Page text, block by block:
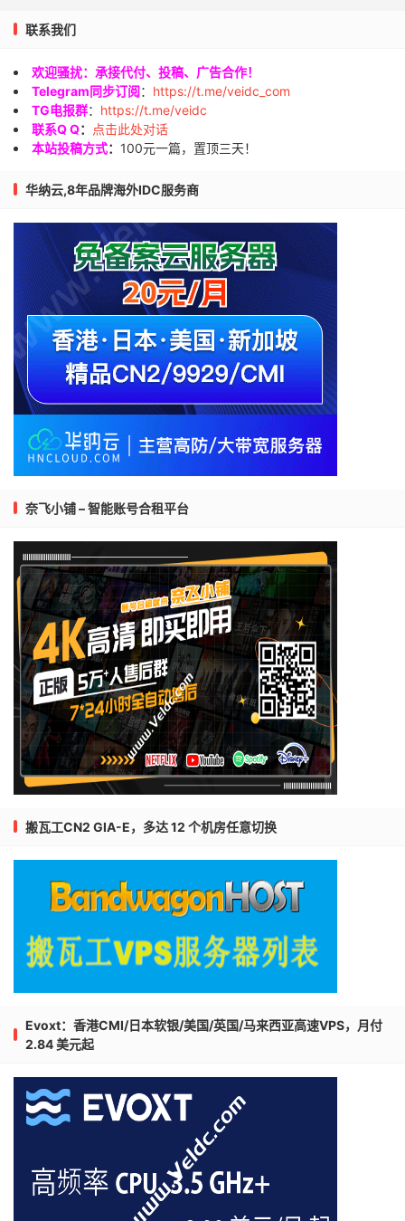
联系我们
欢迎骚扰：承接代付、投稿、广告合作！
Telegram同步订阅： https://t.me/veidc_com
TG电报群： https://t.me/veidc
联系Q Q：
点击此处对话
本站投稿方式： 100元一篇，置顶三天！
华纳云,8年品牌海外IDC服务商
奈飞小铺 – 智能账号合租平台
搬瓦工CN2 GIA-E，多达 12 个机房任意切换
Evoxt：香港CMI/日本软银/美国/英国/马来西亚高速VPS，月付
2.84 美元起